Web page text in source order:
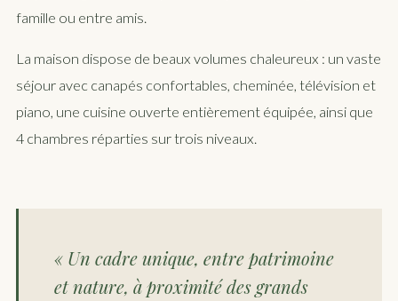
famille ou entre amis.
La maison dispose de beaux volumes chaleureux : un vaste
séjour avec canapés confortables, cheminée, télévision et
piano, une cuisine ouverte entièrement équipée, ainsi que
4 chambres réparties sur trois niveaux.
« Un cadre unique, entre patrimoine
et nature, à proximité des grands